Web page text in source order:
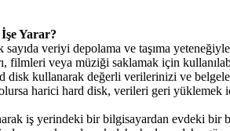
Yarar?
veriyi depolama ve taşıma
filmleri veya müziği saklamak için
disk kullanarak değerli verilerinizi ve
harici hard disk, verileri geri yüklemek
iş yerindeki bir bilgisayardan evdeki bir